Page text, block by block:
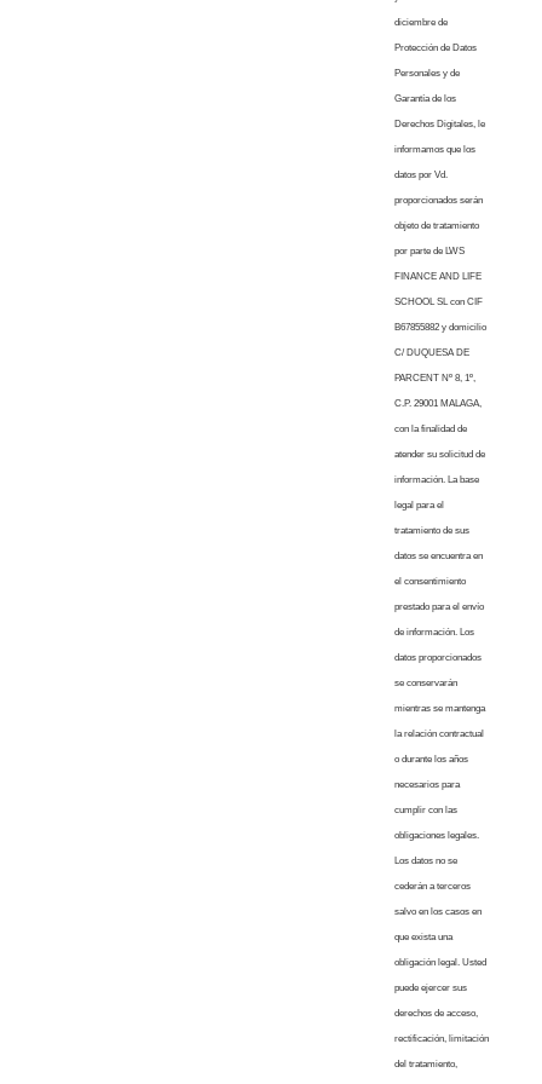
diciembre de
Protección de Datos
Personales y de
Garantía de los
Derechos Digitales, le
informamos que los
datos por Vd.
proporcionados serán
objeto de tratamiento
por parte de LWS
FINANCE AND LIFE
SCHOOL SL con CIF
B67855882 y domicilio
C/ DUQUESA DE
PARCENT Nº 8, 1º,
C.P. 29001 MALAGA,
con la finalidad de
atender su solicitud de
información. La base
legal para el
tratamiento de sus
datos se encuentra en
el consentimiento
prestado para el envío
de información. Los
datos proporcionados
se conservarán
mientras se mantenga
la relación contractual
o durante los años
necesarios para
cumplir con las
obligaciones legales.
Los datos no se
cederán a terceros
salvo en los casos en
que exista una
obligación legal. Usted
puede ejercer sus
derechos de acceso,
rectificación, limitación
del tratamiento,